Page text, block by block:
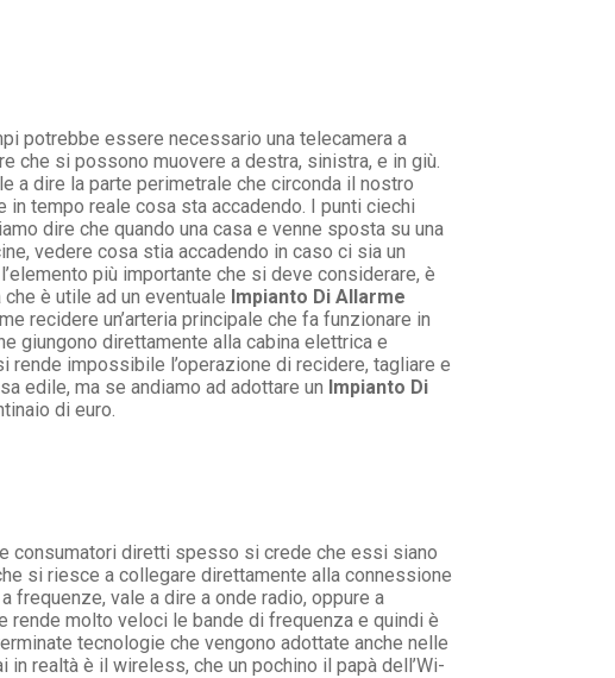
potrebbe essere necessario una telecamera a
che si possono muovere a destra, sinistra, e in giù.
a dire la parte perimetrale che circonda il nostro
tempo reale cosa sta accadendo. I punti ciechi
dire che quando una casa e venne sposta su una
vedere cosa stia accadendo in caso ci sia un
più importante che si deve considerare, è
è utile ad un eventuale Impianto Di Allarme
recidere un’arteria principale che fa funzionare in
giungono direttamente alla cabina elettrica e
impossibile l’operazione di recidere, tagliare e
edile, ma se andiamo ad adottare un Impianto Di
di euro.
consumatori diretti spesso si crede che essi siano
si riesce a collegare direttamente alla connessione
frequenze, vale a dire a onde radio, oppure a
molto veloci le bande di frequenza e quindi è
tecnologie che vengono adottate anche nelle
realtà è il wireless, che un pochino il papà dell’Wi-